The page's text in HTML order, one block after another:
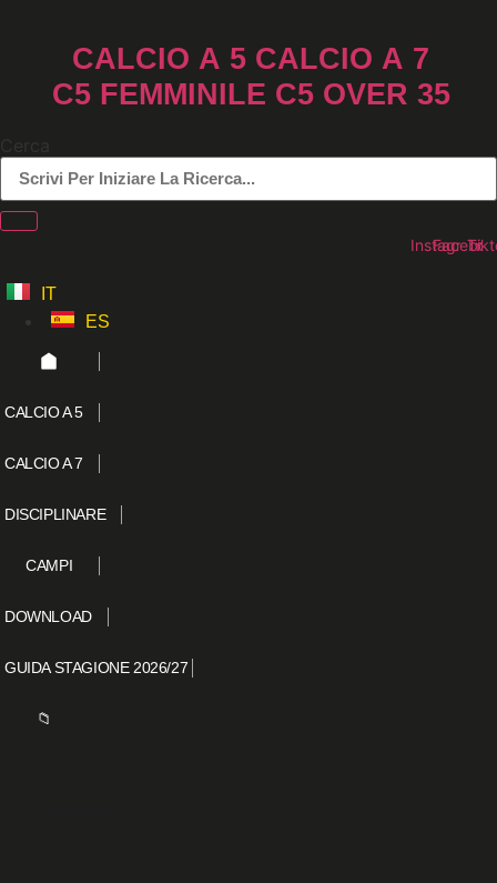
contenutoCALCIO A 5 CALCIO A 7
C5 FEMMINILE C5 OVER 35
Cerca
Instagram
IT
ES
CALCIO A 5
CALCIO A 7
DISCIPLINARE
CAMPI
DOWNLOAD
GUIDA STAGIONE 2026/27
📁